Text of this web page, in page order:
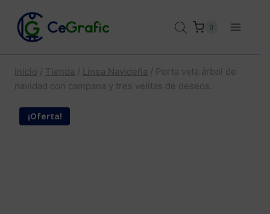
contenido
0
Inicio / Tienda / Línea Navideña / Porta vela árbol de
navidad con campana y tres velitas de deseos.
¡Oferta!